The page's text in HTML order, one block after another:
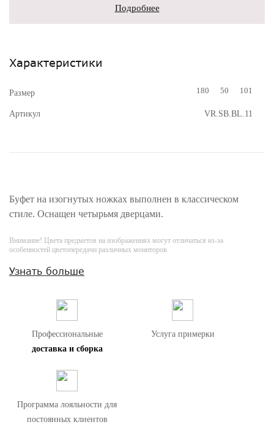
Подробнее
Характеристики
Размер 180 50 101
Артикул VR.SB.BL.11
Буфет на изогнутых ножках выполнен в классическом
стиле. Оснащен четырьмя дверцами.
Внимание! Цвета предметов на изображениях могут отличаться из-за
особенностей цветопередачи различных мониторов.
Узнать больше
Профессиональные
доставка и сборка
Услуга примерки
Программа лояльности для
постоянных клиентов